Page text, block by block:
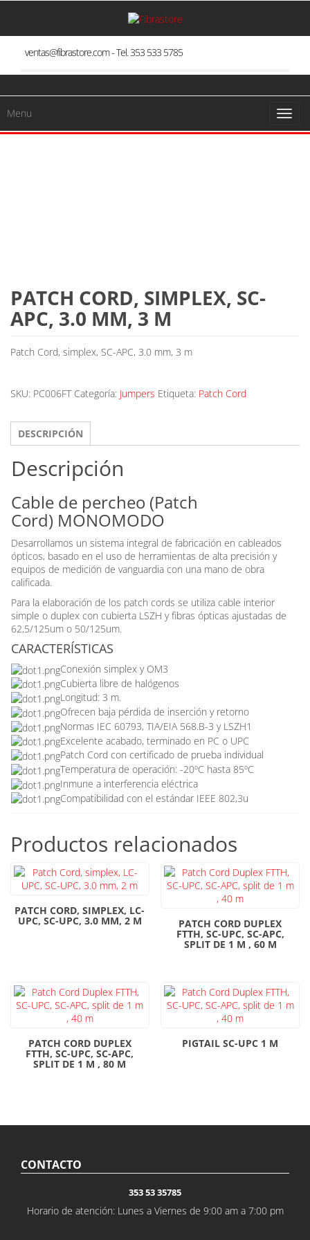
ventas@fibrastore.com - Tel. 353 533 5785
Menu
PATCH CORD, SIMPLEX, SC-
APC, 3.0 MM, 3 M
Patch Cord, simplex, SC-APC, 3.0 mm, 3 m
SKU: PC006FT Categoría: Jumpers Etiqueta: Patch Cord
DESCRIPCIÓN
Descripción
Cable de percheo (Patch
Cord) MONOMODO
Desarrollamos un sistema integral de fabricación en cableados
ópticos, basado en el uso de herramientas de alta precisión y
equipos de medición de vanguardia con una mano de obra
calificada.
Para la elaboración de los patch cords se utiliza cable interior
simple o duplex con cubierta LSZH y fibras ópticas ajustadas de
62,5/125um o 50/125um.
CARACTERÍSTICAS
Conexión simplex y OM3
Cubierta libre de halógenos
Longitud: 3 m.
Ofrecen baja pérdida de inserción y retorno
Normas IEC 60793, TIA/EIA 568.B-3 y LSZH1
Excelente acabado, terminado en PC o UPC
Patch Cord con certificado de prueba individual
Temperatura de operación: -20ºC hasta 85ºC
Inmune a interferencia eléctrica
Compatibilidad con el estándar IEEE 802,3u
Productos relacionados
PATCH CORD, SIMPLEX, LC-
UPC, SC-UPC, 3.0 MM, 2 M PATCH CORD DUPLEX
FTTH, SC-UPC, SC-APC,
SPLIT DE 1 M , 60 M
PATCH CORD DUPLEX
FTTH, SC-UPC, SC-APC,
SPLIT DE 1 M , 80 M
PIGTAIL SC-UPC 1 M
CONTACTO
353 53 35785
Horario de atención: Lunes a Viernes de 9:00 am a 7:00 pm